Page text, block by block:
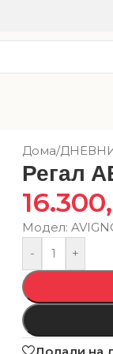
Дома/
Регал
Модел:
-
+
Додади на